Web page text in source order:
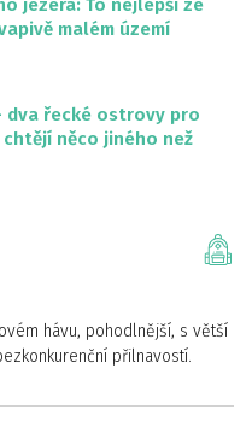
jezera: To nejlepší ze
malém území
dva řecké ostrovy pro
něco jiného než
hávu, pohodlnější, s větší
přilnavostí.